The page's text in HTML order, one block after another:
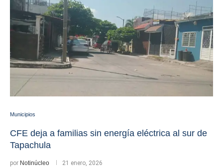
Municipios
CFE deja a familias sin energía eléctrica al sur de
Tapachula
por Notinúcleo 21 enero, 2026